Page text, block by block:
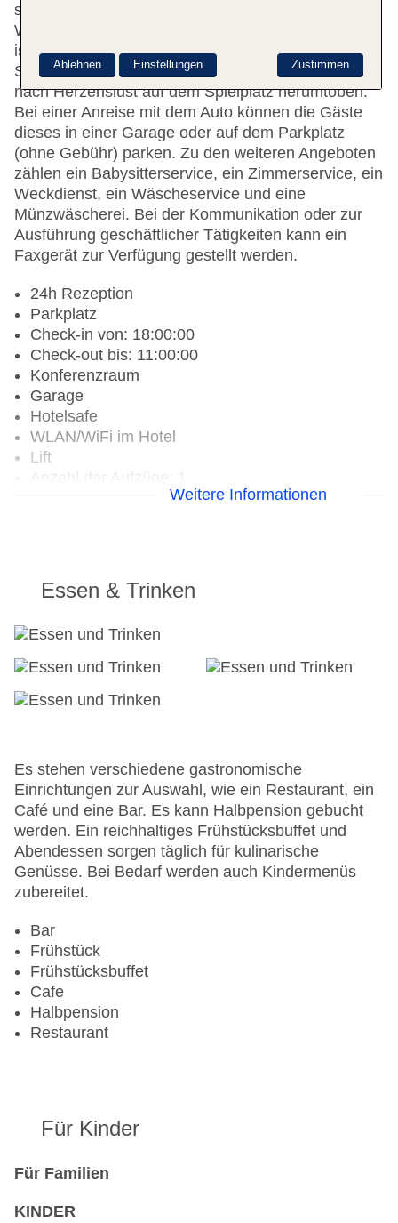
stehen als Serviceleistungen zur Verfügung. Per
WLAN erhalten die Gäste Zugang zum Internet. Es
ist eine Reihe von Geschäften vorhanden, die zum
Schlendern und Stöbern einladen. Kinder können
nach Herzenslust auf dem Spielplatz herumtoben.
Bei einer Anreise mit dem Auto können die Gäste
dieses in einer Garage oder auf dem Parkplatz
(ohne Gebühr) parken. Zu den weiteren Angeboten
zählen ein Babysitterservice, ein Zimmerservice, ein
Weckdienst, ein Wäscheservice und eine
Münzwäscherei. Bei der Kommunikation oder zur
Ausführung geschäftlicher Tätigkeiten kann ein
Faxgerät zur Verfügung gestellt werden.
24h Rezeption
Parkplatz
Check-in von: 18:00:00
Check-out bis: 11:00:00
Konferenzraum
Garage
Hotelsafe
WLAN/WiFi im Hotel
Lift
Anzahl der Aufzüge: 1
Zahlungsarten: Mastercard, Visa
Landeskategorie: 4 Sterne
Weitere Informationen
Essen & Trinken
Es stehen verschiedene gastronomische
Einrichtungen zur Auswahl, wie ein Restaurant, ein
Café und eine Bar. Es kann Halbpension gebucht
werden. Ein reichhaltiges Frühstücksbuffet und
Abendessen sorgen täglich für kulinarische
Genüsse. Bei Bedarf werden auch Kindermenüs
zubereitet.
Bar
Frühstück
Frühstücksbuffet
Cafe
Halbpension
Restaurant
Für Kinder
Für Familien
KINDER
Zustimmen
Ablehnen Einstellungen